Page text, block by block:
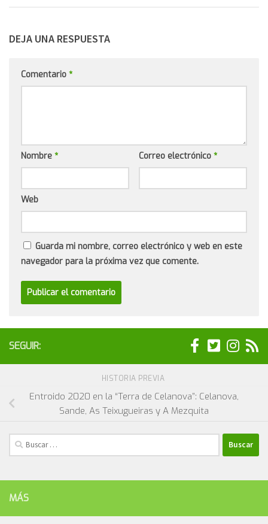
DEJA UNA RESPUESTA
Comentario *
Nombre * Correo electrónico *
Web
Guarda mi nombre, correo electrónico y web en este
navegador para la próxima vez que comente.
SEGUIR:
HISTORIA PREVIA
Entroido 2020 en la “Terra de Celanova”: Celanova,
Sande, As Teixugueiras y A Mezquita
Buscar:
MÁS